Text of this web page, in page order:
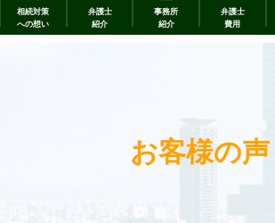
相続対策
への想い
弁護士
紹介
事務所
紹介
弁護士
費用
お客様の声